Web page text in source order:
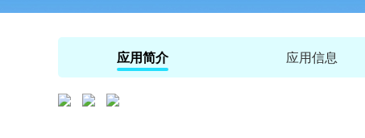
应用简介 应用信息